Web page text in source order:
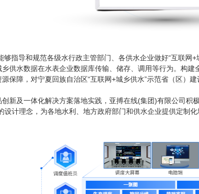
够指导和规范各级水行政主管部门、各供水企业做好“互联
供水数据在水表企业数据库传输、储存、调用等行为。构
保障，对宁夏回族自治区“互联网+城乡供水”示范省（区）建
新及一体化解决方案落地实践，亚搏在线(集团)有限公司
计理念，为各地水利、地方政府部门和供水企业提供定制化